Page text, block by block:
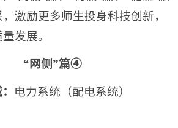
激励更多师生投身科技创新，
发展。
“网侧”篇④
电力系统（配电系统）